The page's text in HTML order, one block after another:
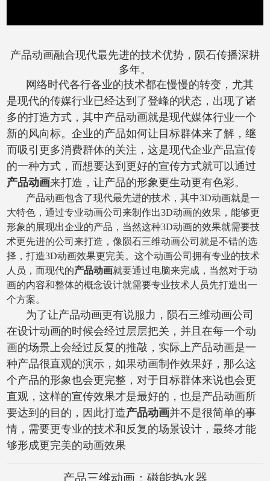
产品动画融合现代最先进的技术优势，陨石传播深耕
多年。
网络时代各行各业的技术都在慢慢的转变，尤其
是现代的传媒行业已经达到了登峰的状态，出现了诸
多的打造方式，其中产品动画就是现代媒体行业一个
新的风向标。企业的产品如何让目标群体来了解，继
而吸引更多消费群体的关注，这是现代企业产品宣传
的一种方式，而想要达到更好的宣传方式就可以通过
产品动画来打造，让产品的形象更生动更有色彩。
产品动画包含了现代最先进的技术，其中3D动画就是一
大特色，通过专业动画公司来制作出3D动画的效果，能够更
形象的展现出企业的产品，当然这种3D动画的效果就需要技
术更先进的公司来打造，像陨石三维动画公司就是不错的选
择，打造3D动画效果更完美。这个动画公司拥有专业的技术
人员，而现代的产品动画就要通过电脑来完成，当然对于动
画的内容和整体的概念设计就需要专业技术人员先打造出一
个方案。
为了让产品动画更有说服力，陨石三维动画公司
在设计动画的时候会经过层层把关，并且在每一个动
画的场景上会经过反复的推敲，实际上产品动画是一
种产品很直观的演示，如果动画制作效果好，那么这
个产品的形象也会更完整，对于目标群体来说也会更
直观，这样的宣传效果才是最好的，也是产品动画所
要达到的目的，因此打造产品动画并不是很简单的事
情，需要更专业的技术和反复的场景设计，最终才能
够形成更完美的动画效果
产品三维动画：磁能热水器